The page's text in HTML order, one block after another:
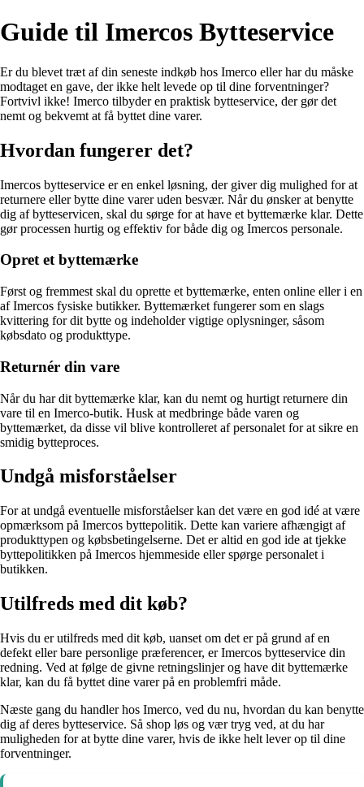
Guide til Imercos Bytteservice
Er du blevet træt af din seneste indkøb hos Imerco eller har du måske
modtaget en gave, der ikke helt levede op til dine forventninger?
Fortvivl ikke! Imerco tilbyder en praktisk bytteservice, der gør det
nemt og bekvemt at få byttet dine varer.
Hvordan fungerer det?
Imercos bytteservice er en enkel løsning, der giver dig mulighed for at
returnere eller bytte dine varer uden besvær. Når du ønsker at benytte
dig af bytteservicen, skal du sørge for at have et byttemærke klar. Dette
gør processen hurtig og effektiv for både dig og Imercos personale.
Opret et byttemærke
Først og fremmest skal du oprette et byttemærke, enten online eller i en
af Imercos fysiske butikker. Byttemærket fungerer som en slags
kvittering for dit bytte og indeholder vigtige oplysninger, såsom
købsdato og produkttype.
Returnér din vare
Når du har dit byttemærke klar, kan du nemt og hurtigt returnere din
vare til en Imerco-butik. Husk at medbringe både varen og
byttemærket, da disse vil blive kontrolleret af personalet for at sikre en
smidig bytteproces.
Undgå misforståelser
For at undgå eventuelle misforståelser kan det være en god idé at være
opmærksom på Imercos byttepolitik. Dette kan variere afhængigt af
produkttypen og købsbetingelserne. Det er altid en god ide at tjekke
byttepolitikken på Imercos hjemmeside eller spørge personalet i
butikken.
Utilfreds med dit køb?
Hvis du er utilfreds med dit køb, uanset om det er på grund af en
defekt eller bare personlige præferencer, er Imercos bytteservice din
redning. Ved at følge de givne retningslinjer og have dit byttemærke
klar, kan du få byttet dine varer på en problemfri måde.
Næste gang du handler hos Imerco, ved du nu, hvordan du kan benytte
dig af deres bytteservice. Så shop løs og vær tryg ved, at du har
muligheden for at bytte dine varer, hvis de ikke helt lever op til dine
forventninger.